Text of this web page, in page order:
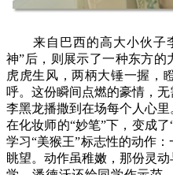
来自巴西的高大小伙子
神”后，则展示了一种东方的
虎虎生风，两柄大锤一握，
呼。这份瞬间点燃的豪情，
李黑龙播撒到在场每个人心
在化妆师的“妙笔”下，变成
学习“美猴王”标志性的动作
眺望。动作虽稚嫩，那份灵